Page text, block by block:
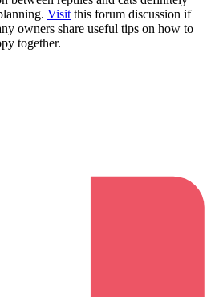
Visit this forum discussion if
owners share useful tips on how to
together.